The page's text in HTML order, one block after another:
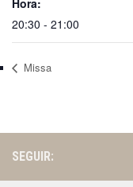
Hora:
20:30 - 21:00
Missa
SEGUIR: